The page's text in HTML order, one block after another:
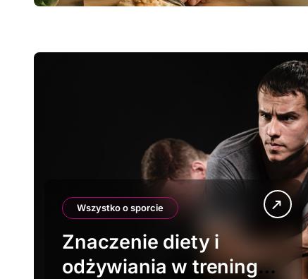
Wszystko o sporcie
Znaczenie diety i
odżywiania w treningu